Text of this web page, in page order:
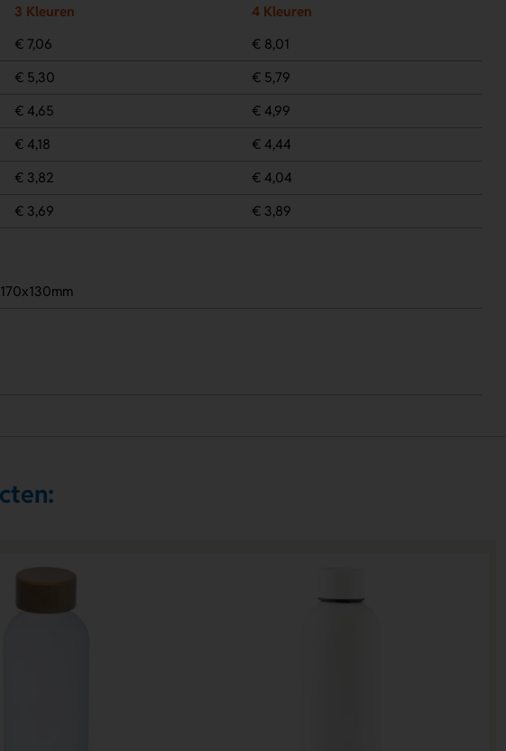
3 Kleuren
4 Kleuren
€ 7,06
€ 8,01
€ 5,30
€ 5,79
€ 4,65
€ 4,99
€ 4,18
€ 4,44
€ 3,82
€ 4,04
€ 3,69 € 3,89
170x130mm